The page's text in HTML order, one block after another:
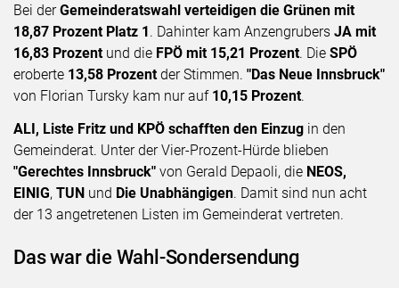
Bei derGemeinderatswahl verteidigen die Grünen mit
18,87 Prozent Platz 1. Dahinter kam Anzengrubers JA mit
16,83 Prozentund die FPÖ mit 15,21 Prozent. Die SPÖ
eroberte 13,58 Prozentder Stimmen. "Das Neue Innsbruck"
von Florian Tursky kam nur auf 10,15 Prozent.
ALI, Liste Fritz und KPÖ schafften den Einzug in den
Gemeinderat. Unter der Vier-Prozent-Hürde blieben
"Gerechtes Innsbruck" von Gerald Depaoli, die NEOS,
EINIG, TUN und Die Unabhängigen. Damit sind nun acht
der 13 angetretenen Listen im Gemeinderat vertreten.
Das war die Wahl-Sondersendung